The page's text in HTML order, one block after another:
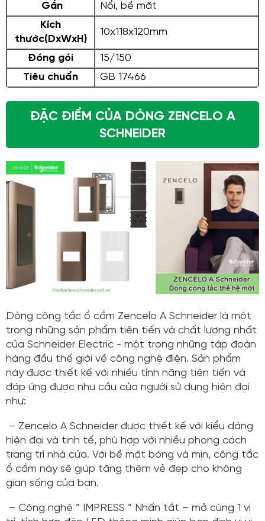
Gắn
Nổi, bề mặt
Kích
thước(DxWxH)
10x118x120mm
Đóng gói
15/150
Tiêu chuẩn
GB 17466
ĐẶC ĐIỂM CỦA DÒNG ZENCELO A
SCHNEIDER
Dòng công tắc ổ cắm Zencelo A Schneider là một
trong những sản phẩm tiên tiến và chất lượng nhất
của Schneider Electric - một trong những tập đoàn
hàng đầu thế giới về công nghệ điện. Sản phẩm
này được thiết kế với nhiều tính năng tiên tiến và
đáp ứng được nhu cầu của người sử dụng hiện đại
như:
– Zencelo A Schneider được thiết kế với kiểu dáng
hiện đại và tinh tế, phù hợp với nhiều phong cách
trang trí nhà cửa. Với bề mặt bóng và mịn, công tắc
ổ cắm này sẽ giúp tăng thêm vẻ đẹp cho không
gian sống của bạn.
– Công nghệ ” IMPRESS ” Nhấn tắt – mở cùng 1 vị